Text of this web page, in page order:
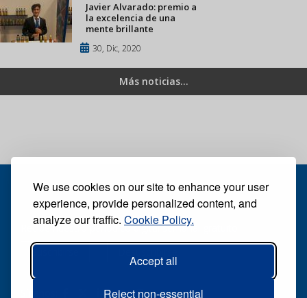
We use cookies on our site to enhance your user
experience, provide personalized content, and
analyze our traffic. Cookie Policy.
Accept all
Reject non-essential
Javier Alvarado: premio a
la excelencia de una
mente brillante
30, Dic, 2020
Más noticias...
Recibe nuestro periódico digital semanal gratuito
Suscribirse